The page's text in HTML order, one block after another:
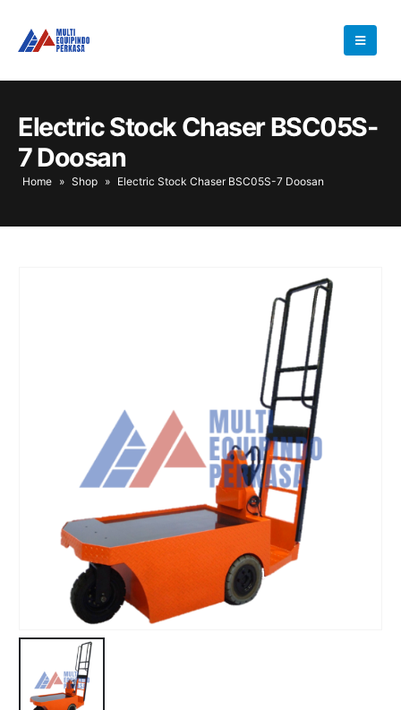
Electric Stock Chaser BSC05S-
7 Doosan
Home » Shop » Electric Stock Chaser BSC05S-7 Doosan